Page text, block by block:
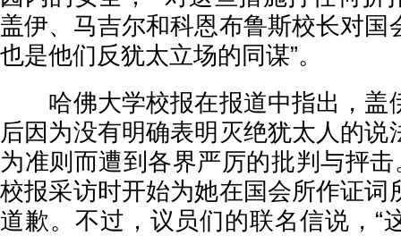
盖伊、马吉尔和科恩布鲁斯校长对国
也是他们反犹太立场的同谋”。
哈佛大学校报在报道中指出，盖
后因为没有明确表明灭绝犹太人的说
为准则而遭到各界严厉的批判与抨
校报采访时开始为她在国会所作证词
道歉。不过，议员们的联名信说，“